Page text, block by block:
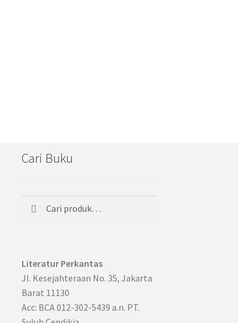
Cari Buku
Pencarian
Literatur Perkantas
Jl. Kesejahteraan No. 35, Jakarta
Barat 11130
Acc: BCA 012-302-5439 a.n. PT.